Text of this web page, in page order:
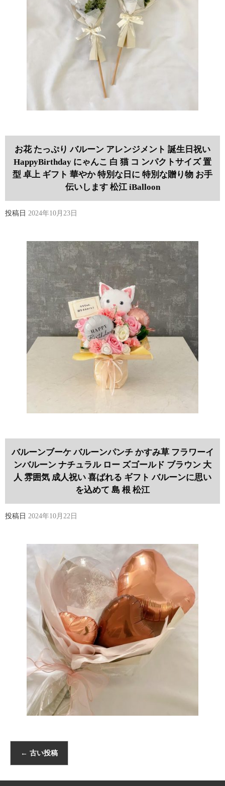
お花 たっぷり バルーン アレンジメント 誕生日祝い
HappyBirthday にゃんこ 白 猫 コ ンパクトサイズ 置
型 卓上 ギフト 華やか 特別な日に 特別な贈り物 お手
伝いします 松江 iBalloon
投稿日 2024年10月23日
バルーンブーケ バルーンパンチ かすみ草 フラワーイ
ンバルーン ナチュラル ロー ズゴールド ブラウン 大
人 雰囲気 成人祝い 喜ばれる ギフト バルーンに思い
を込めて 島 根 松江
投稿日 2024年10月22日
← 古い投稿